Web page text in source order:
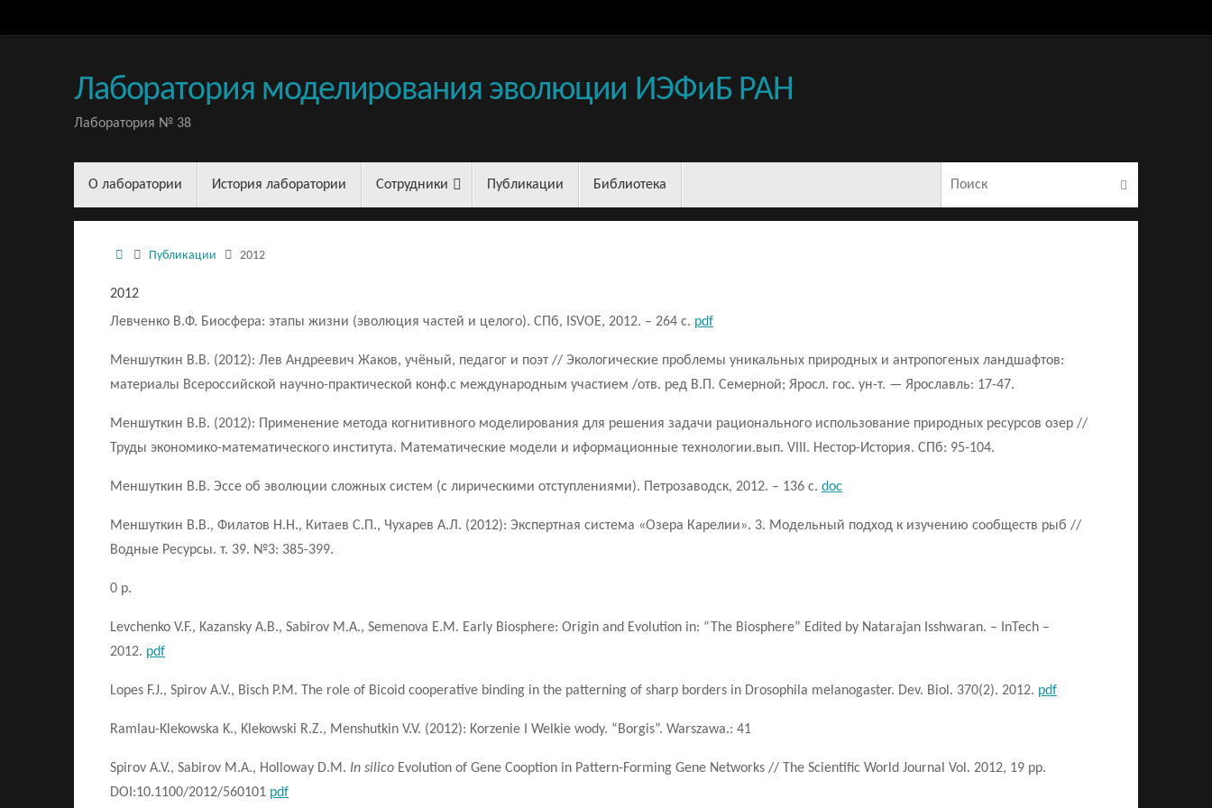
к
Лаборатория моделирования эволюции ИЭФиБ РАН
Лаборатория № 38
содержимому
О лаборатории История лаборатории Сотрудники Публикации Библиотека Поиск
ДомойПубликации 2012
2012
Левченко В.Ф. Биосфера: этапы жизни (эволюция частей и целого). СПб, ISVOE, 2012. – 264 с. pdf
Меншуткин В.В. (2012): Лев Андреевич Жаков, учёный, педагог и поэт // Экологические проблемы уникальных природных и антропогеных ландшафтов:
материалы Всероссийской научно-практической конф.с международным участием /отв. ред В.П. Семерной; Яросл. гос. ун-т. — Ярославль: 17-47.
Меншуткин В.В. (2012): Применение метода когнитивного моделирования для решения задачи рационального использование природных ресурсов озер //
Труды экономико-математического института. Математические модели и иформационные технологии.вып. VIII. Нестор-История. СПб: 95-104.
Меншуткин В.В. Эссе об эволюции сложных систем (с лирическими отступлениями). Петрозаводск, 2012. – 136 c. doc
Меншуткин В.В., Филатов Н.Н., Китаев С.П., Чухарев А.Л. (2012): Экспертная система «Озера Карелии». 3. Модельный подход к изучению сообществ рыб //
Водные Ресурсы. т. 39. №3: 385-399.
0 p.
Levchenko V.F., Kazansky A.B., Sabirov M.A., Semenova E.M. Early Biosphere: Origin and Evolution in: “The Biosphere” Edited by Natarajan Isshwaran. – InTech –
2012. pdf
Lopes F.J., Spirov A.V., Bisch P.M. The role of Bicoid cooperative binding in the patterning of sharp borders in Drosophila melanogaster. Dev. Biol. 370(2). 2012. pdf
Ramlau-Klekowska K., Klekowski R.Z., Menshutkin V.V. (2012): Korzenie I Welkie wody. “Borgis”. Warszawa.: 41
Spirov A.V., Sabirov M.A., Holloway D.M. In silico Evolution of Gene Cooption in Pattern-Forming Gene Networks // The Scientific World Journal Vol. 2012, 19 pp.
DOI:10.1100/2012/560101 pdf